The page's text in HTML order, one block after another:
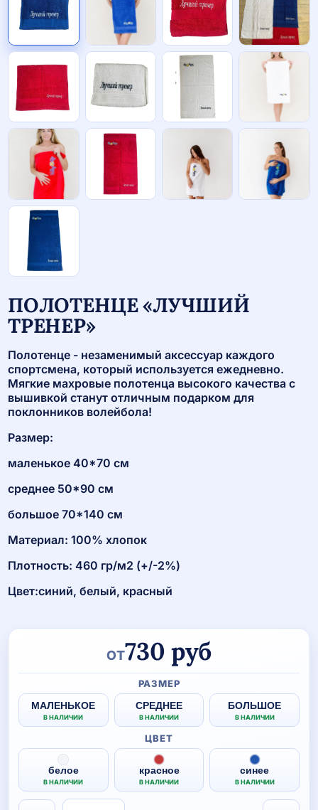
ПОЛОТЕНЦЕ «ЛУЧШИЙ
ТРЕНЕР»
Полотенце - незаменимый аксессуар каждого
спортсмена, который используется ежедневно.
Мягкие махровые полотенца высокого качества с
вышивкой станут отличным подарком для
поклонников волейбола!
Размер:
маленькое 40*70 см
среднее 50*90 см
большое 70*140 см
Материал: 100% хлопок
Плотность: 460 гр/м2 (+/-2%)
Цвет:синий, белый, красный
ОТ730руб
РАЗМЕР
МАЛЕНЬКОЕ
В НАЛИЧИИ
СРЕДНЕЕ
В НАЛИЧИИ
БОЛЬШОЕ
В НАЛИЧИИ
ЦВЕТ
белое
В НАЛИЧИИ
красное
В НАЛИЧИИ
синее
В НАЛИЧИИ
Количество